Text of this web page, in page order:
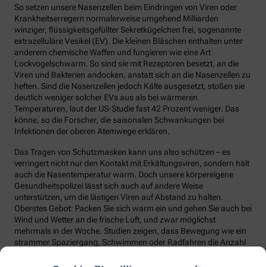
So setzen unsere Nasenzellen beim Eindringen von Viren oder
Krankheitserregern normalerweise umgehend Milliarden
winziger, flüssigkeitsgefüllter Sekretkügelchen frei, sogenannte
extrazelluläre Vesikel (EV). Die kleinen Bläschen enthalten unter
anderem chemische Waffen und fungieren wie eine Art
Lockvogelschwarm. So sind sie mit Rezeptoren besetzt, an die
Viren und Bakterien andocken, anstatt sich an die Nasenzellen zu
heften. Sind die Nasenzellen jedoch Kälte ausgesetzt, stoßen sie
deutlich weniger solcher EVs aus als bei wärmeren
Temperaturen, laut der US-Studie fast 42 Prozent weniger. Das
könne, so die Forscher, die saisonalen Schwankungen bei
Infektionen der oberen Atemwege erklären.
Das Tragen von Schutzmasken kann uns also schützen – es
verringert nicht nur den Kontakt mit Erkältungsviren, sondern hält
auch die Nasentemperatur warm. Doch unsere körpereigene
Gesundheitspolizei lässt sich auch auf andere Weise
unterstützen, um die lästigen Viren auf Abstand zu halten.
Oberstes Gebot: Packen Sie sich warm ein und gehen Sie auch bei
Wind und Wetter an die frische Luft, und zwar möglichst
mehrmals in der Woche. Studien zeigen, dass Bewegung wie ein
strammer Spaziergang, Schwimmen oder Radfahren die Anzahl
Regelmäßige Bewegung sorgt auch dafür, dass Fremdstoffe über